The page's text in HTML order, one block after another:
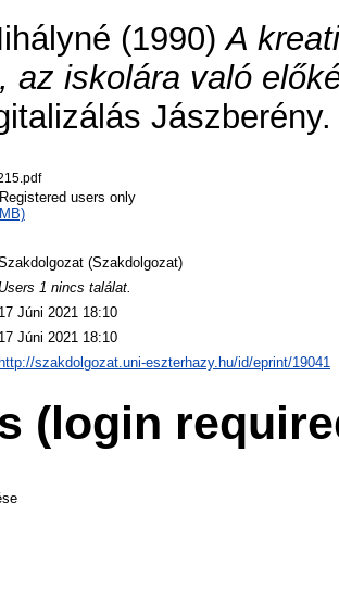
(1990)A
az iskolára való
Jászberény.
users only
(Szakdolgozat)
Users 1 nincs találat.
17 Júni 2021 18:10
17 Júni 2021 18:10
http://szakdolgozat.uni-eszterhazy.hu/id/eprint/19041
(login